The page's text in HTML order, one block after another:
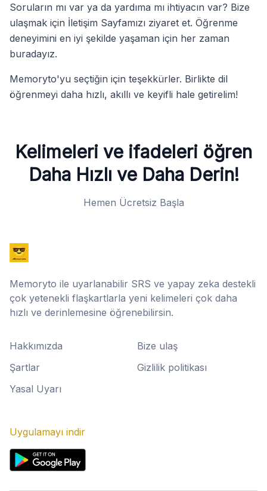
Soruların mı var ya da yardıma mı ihtiyacın var? Bize
ulaşmak için İletişim Sayfamızı ziyaret et. Öğrenme
deneyimini en iyi şekilde yaşaman için her zaman
buradayız.
Memoryto'yu seçtiğin için teşekkürler. Birlikte dil
öğrenmeyi daha hızlı, akıllı ve keyifli hale getirelim!
Kelimeleri ve ifadeleri öğren
Daha Hızlı ve Daha Derin!
Hemen Ücretsiz Başla
Memoryto ile uyarlanabilir SRS ve yapay zeka destekli
çok yetenekli flaşkartlarla yeni kelimeleri çok daha
hızlı ve derinlemesine öğrenebilirsin.
Hakkımızda
Bize ulaş
Şartlar
Gizlilik politikası
Yasal Uyarı
Uygulamayı indir